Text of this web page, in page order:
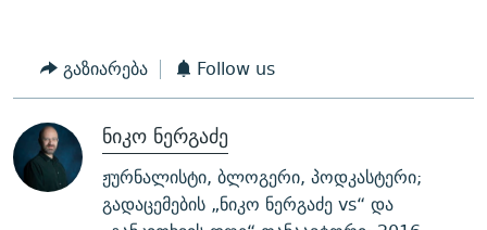
გაზიარება Follow us
ნიკო ნერგაძე
ჟურნალისტი, ბლოგერი, პოდკასტერი;
გადაცემების „ნიკო ნერგაძე vs“ და